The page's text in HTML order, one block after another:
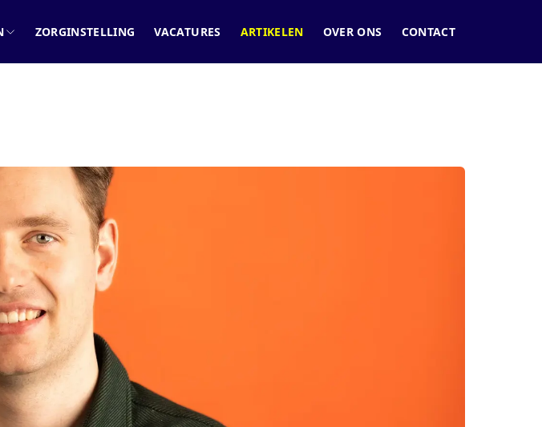
ZORGINSTELLING VACATURES ARTIKELEN OVER ONS CONTACT